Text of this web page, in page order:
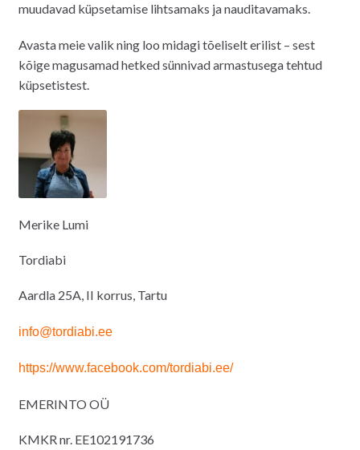
muudavad küpsetamise lihtsamaks ja nauditavamaks.
Avasta meie valik ning loo midagi tõeliselt erilist – sest
kõige magusamad hetked sünnivad armastusega tehtud
küpsetistest.
Merike Lumi
Tordiabi
Aardla 25A, II korrus, Tartu
info@tordiabi.ee
https://www.facebook.com/tordiabi.ee/
EMERINTO OÜ
KMKR nr. EE102191736